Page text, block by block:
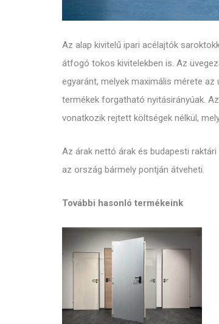
Az alap kivitelű ipari acélajtók
átfogó tokos kivitelekben is. Az
egyaránt, melyek maximális mérete
termékek forgatható nyitásirányúak.
vonatkozik rejtett költségek nélkül,
Az árak nettó árak és budapesti
az ország bármely pontján átveheti.
További hasonló termékeink